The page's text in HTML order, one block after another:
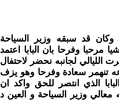
وكان قد سبقه وزير السياحة
مرحبا وفرحا بان البابا اعتمد
الليالي لجانبه نحضر لاحتفال
تنهمر سعادة وفرحا وهو يزف
الذي انتصر للحق واكد ان
وزير السياحة و العين د